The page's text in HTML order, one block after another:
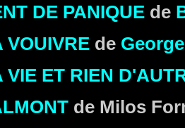
DE PANIQUE de
VOUIVRE de
VIE ET RIEN
de Milos